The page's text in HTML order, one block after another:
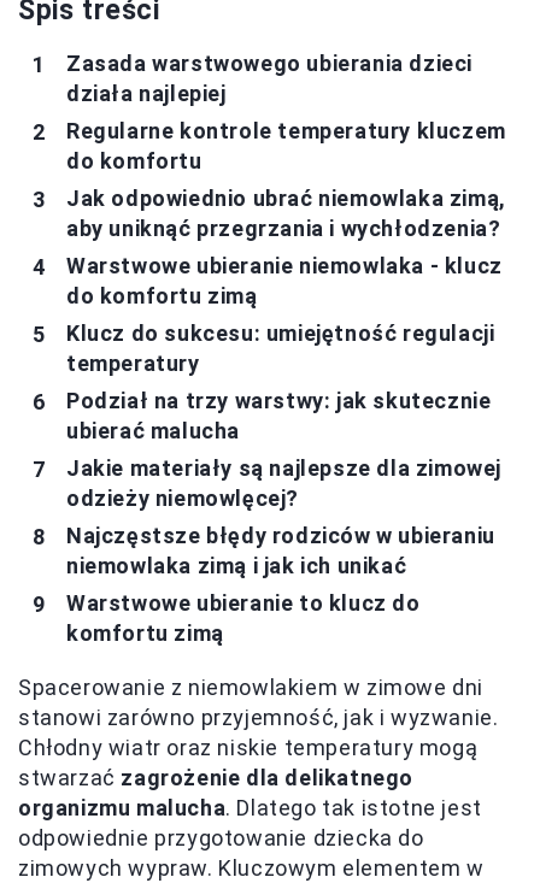
Spis treści
Zasada warstwowego ubierania dzieci
działa najlepiej
Regularne kontrole temperatury kluczem
do komfortu
Jak odpowiednio ubrać niemowlaka zimą,
aby uniknąć przegrzania i wychłodzenia?
Warstwowe ubieranie niemowlaka - klucz
do komfortu zimą
Klucz do sukcesu: umiejętność regulacji
temperatury
Podział na trzy warstwy: jak skutecznie
ubierać malucha
Jakie materiały są najlepsze dla zimowej
odzieży niemowlęcej?
Najczęstsze błędy rodziców w ubieraniu
niemowlaka zimą i jak ich unikać
Warstwowe ubieranie to klucz do
komfortu zimą
Spacerowanie z niemowlakiem w zimowe dni
stanowi zarówno przyjemność, jak i wyzwanie.
Chłodny wiatr oraz niskie temperatury mogą
stwarzać zagrożenie dla delikatnego
organizmu malucha. Dlatego tak istotne jest
odpowiednie przygotowanie dziecka do
zimowych wypraw. Kluczowym elementem w